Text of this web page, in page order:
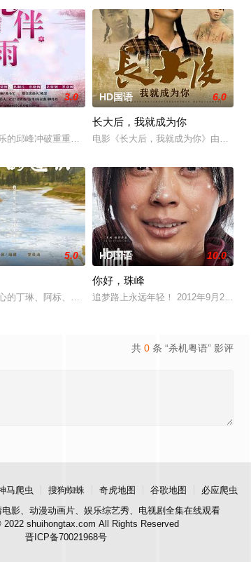
没有深思熟虑，只有最单纯的坚定，然而，在这
3.0
的邱峰冲破重重阻力，克服种种困难，组建乐队追求自己的
HD国语 6.0
长大后，我就成为你
电影《长大后，我就成为你》由中共四
他的命运的
蔓延，修女们接连坠入死亡深渊；2025
5.0
的丁琳、阿标、梁兴、林雪宜在网上相约轻生，他们来到一
HD国语 10.0
你好，珠峰
追梦路上永远年轻！ 2012年9月28号，
共 0 条 “杀机粤语” 影评
马爬虫 搜狗蜘蛛 奇虎地图 谷歌地图
必应爬虫
影、动漫动画片、娱乐综艺秀、电视剧全集在线观看
2022 shuihongtax.com All Rights Reserved
晋ICP备70021968号